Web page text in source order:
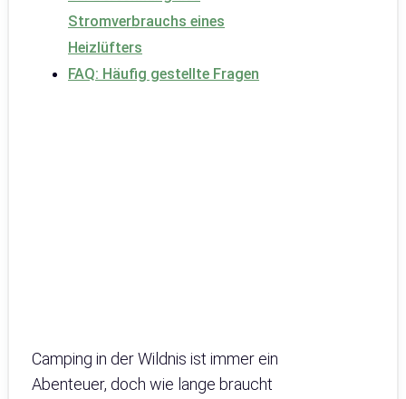
Stromverbrauchs eines
Heizlüfters
FAQ: Häufig gestellte Fragen
Camping in der Wildnis ist immer ein
Abenteuer, doch wie lange braucht